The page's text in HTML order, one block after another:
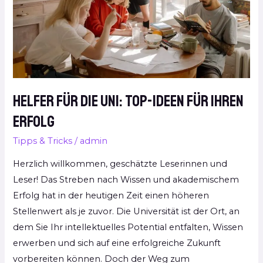
Helfer für die Uni: Top-Ideen für Ihren
Erfolg
Tipps & Tricks / admin
Herzlich willkommen, geschätzte Leserinnen und
Leser! Das Streben nach Wissen und akademischem
Erfolg hat in der heutigen Zeit einen höheren
Stellenwert als je zuvor. Die Universität ist der Ort, an
dem Sie Ihr intellektuelles Potential entfalten, Wissen
erwerben und sich auf eine erfolgreiche Zukunft
vorbereiten können. Doch der Weg zum
Ideen
Ihren
Erfolg